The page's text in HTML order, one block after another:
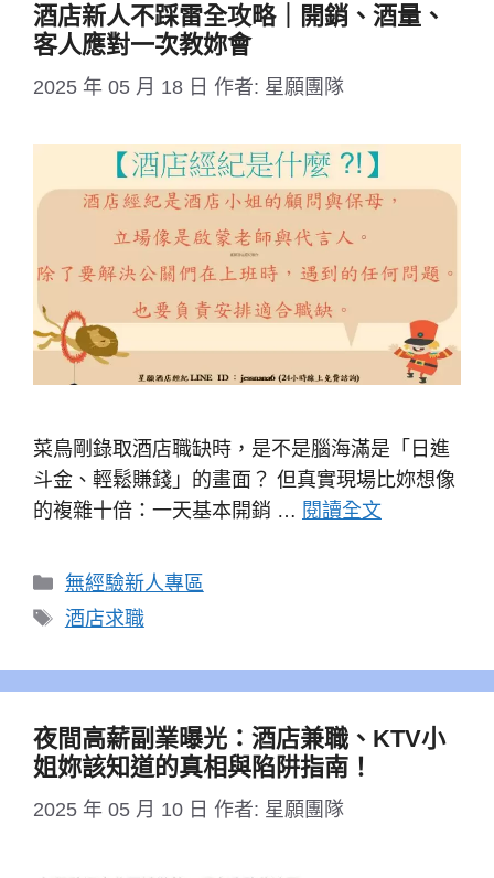
酒店新人不踩雷全攻略｜開銷、酒量、
客人應對一次教妳會
2025 年 05 月 18 日 作者: 星願團隊
菜鳥剛錄取酒店職缺時，是不是腦海滿是「日進
斗金、輕鬆賺錢」的畫面？ 但真實現場比妳想像
的複雜十倍：一天基本開銷 … 閱讀全文
分
類
無經驗新人專區
標
酒店求職
夜間高薪副業曝光：酒店兼職、KTV小
姐妳該知道的真相與陷阱指南！
2025 年 05 月 10 日 作者: 星願團隊